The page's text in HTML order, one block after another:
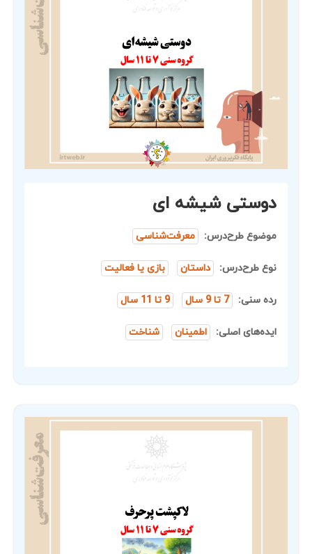
دوستی شیشه ای
موضوع طرح‌درس: معرفت‌شناسی
نوع طرح‌درس: داستان بازی یا فعالیت
رده سنی: 7 تا 9 سال 9 تا 11 سال
ایده‌های اصلی: اطمینان شناخت